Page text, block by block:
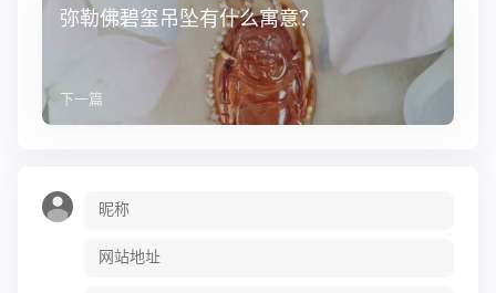
弥勒佛碧玺吊坠有什么寓意？
下一篇